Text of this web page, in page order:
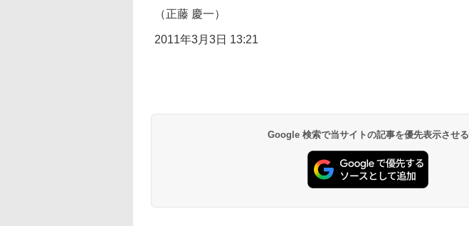
（正藤 慶一）
2011年3月3日 13:21
Google 検索で当サイトの記事を優先表示させる